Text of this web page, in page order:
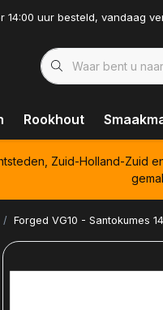
14:00 uur besteld, vandaag
Rookhout
Zuid-Holland-Zuid
Forged VG10 - Santokumes